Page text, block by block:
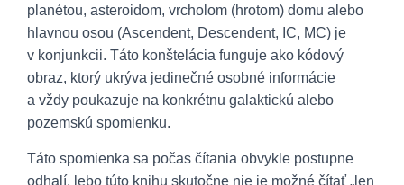
planétou, asteroidom, vrcholom (hrotom) domu alebo
hlavnou osou (Ascendent, Descendent, IC, MC) je
v konjunkcii. Táto konštelácia funguje ako kódový
obraz, ktorý ukrýva jedinečné osobné informácie
a vždy poukazuje na konkrétnu galaktickú alebo
pozemskú spomienku.
Táto spomienka sa počas čítania obvykle postupne
odhalí, lebo túto knihu skutočne nie je možné čítať „len